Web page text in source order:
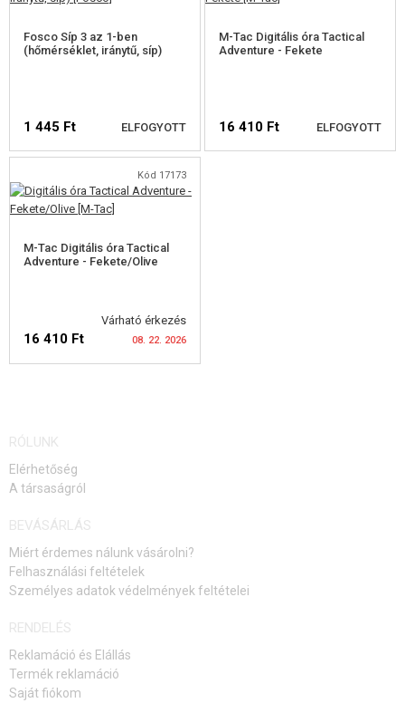
EGYÉB OUTDOOR FELSZERELÉSEK
ÉPÍTŐKÉSZLETEK, MODELLEK
SÉRÜLT, HASZNÁLT ÁRUK
HÍREK
ELÉRHETŐSÉG
Fosco Síp 3 az 1-ben
(hőmérséklet, iránytű, síp)
1 445 Ft ELFOGYOTT
ELÉRHETŐSÉGI
M-Tac Digitális óra Tactical
Adventure - Fekete
16 410 Ft ELFOGYOTT
Kód 17173
M-Tac Digitális óra Tactical
Adventure - Fekete/Olive
Várható érkezés
16 410 Ft 08. 22. 2026
FIGYELMEZTETÉS
RÓLUNK
Elérhetőség
A társaságról
BEVÁSÁRLÁS
Miért érdemes nálunk vásárolni?
Felhasználási feltételek
Személyes adatok védelmények feltételei
RENDELÉS
Reklamáció és Elállás
Termék reklamáció
Saját fiókom